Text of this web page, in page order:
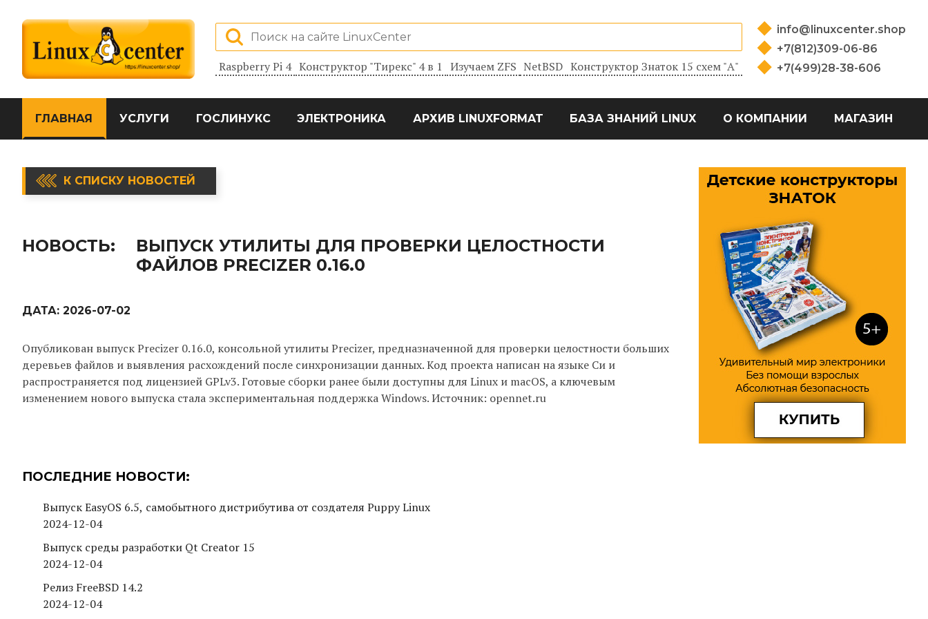
Raspberry Pi 4 Конструктор "Тирекс" 4 в 1 Изучаем ZFS NetBSD Конструктор Знаток 15 схем "А"
info@linuxcenter.shop
+7(812)309-06-86
+7(499)28-38-606
ГЛАВНАЯ УСЛУГИ ГОСЛИНУКС ЭЛЕКТРОНИКА АРХИВ LINUXFORMAT БАЗА ЗНАНИЙ LINUX О КОМПАНИИ МАГАЗИН
К СПИСКУ НОВОСТЕЙ
НОВОСТЬ:
ВЫПУСК УТИЛИТЫ ДЛЯ ПРОВЕРКИ ЦЕЛОСТНОСТИ
ФАЙЛОВ PRECIZER 0.16.0
ДАТА: 2026-07-02
Опубликован выпуск Precizer 0.16.0, консольной утилиты Precizer, предназначенной для проверки целостности больших
деревьев файлов и выявления расхождений после синхронизации данных. Код проекта написан на языке Си и
распространяется под лицензией GPLv3. Готовые сборки ранее были доступны для Linux и macOS, а ключевым
изменением нового выпуска стала экспериментальная поддержка Windows. Источник: opennet.ru
ПОСЛЕДНИЕ НОВОСТИ:
Выпуск EasyOS 6.5, самобытного дистрибутива от создателя Puppy Linux
2024-12-04
Выпуск среды разработки Qt Creator 15
2024-12-04
Релиз FreeBSD 14.2
2024-12-04